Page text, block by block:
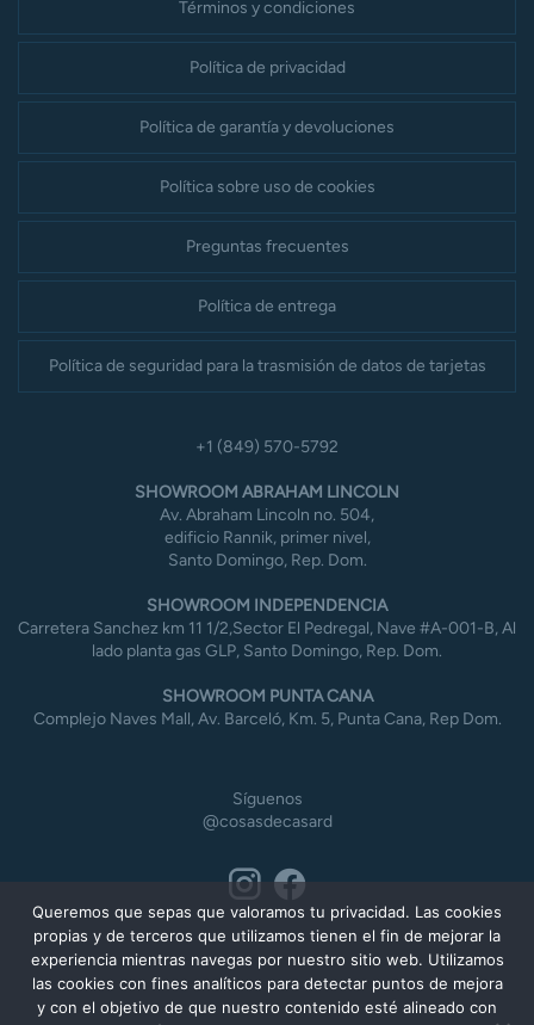
Términos y condiciones
Política de privacidad
Política de garantía y devoluciones
Política sobre uso de cookies
Preguntas frecuentes
Política de entrega
Política de seguridad para la trasmisión de datos de tarjetas
+1 (849) 570-5792
SHOWROOM ABRAHAM LINCOLN
Av. Abraham Lincoln no. 504,
edificio Rannik, primer nivel,
Santo Domingo, Rep. Dom.
SHOWROOM INDEPENDENCIA
Carretera Sanchez km 11 1/2,Sector El Pedregal, Nave #A-001-B, Al
lado planta gas GLP, Santo Domingo, Rep. Dom.
SHOWROOM PUNTA CANA
Complejo Naves Mall, Av. Barceló, Km. 5, Punta Cana, Rep Dom.
Síguenos
@cosasdecasard
Queremos que sepas que valoramos tu privacidad. Las cookies
propias y de terceros que utilizamos tienen el fin de mejorar la
experiencia mientras navegas por nuestro sitio web. Utilizamos
las cookies con fines analíticos para detectar puntos de mejora
y con el objetivo de que nuestro contenido esté alineado con